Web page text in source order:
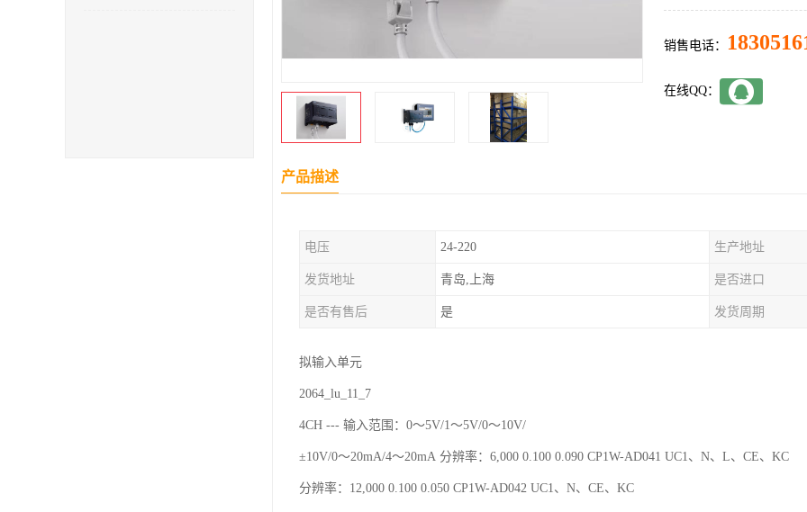
销售电话：
在线QQ：
产品描述
电压 24-220 生产地址
发货地址 青岛,上海 是否进口
是否有售后 是 发货周期
拟输入单元
2064_lu_11_7
4CH --- 输入范围：0～5V/1～5V/0～10V/
±10V/0～20mA/4～20mA 分辨率：6,000 0.100 0.090 CP1W-AD041 UC1、N、L、CE、KC
分辨率：12,000 0.100 0.050 CP1W-AD042 UC1、N、CE、KC